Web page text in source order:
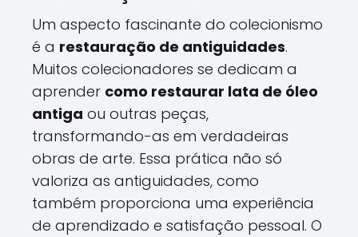
Um aspecto fascinante do colecionismo
é a restauração de antiguidades.
Muitos colecionadores se dedicam a
aprender como restaurar lata de óleo
antiga ou outras peças,
transformando-as em verdadeiras
obras de arte. Essa prática não só
valoriza as antiguidades, como
também proporciona uma experiência
de aprendizado e satisfação pessoal. O